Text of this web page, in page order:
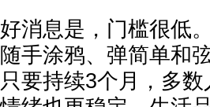
好消息是，门槛很低
随手涂鸦、弹简单和
只要持续3个月，多